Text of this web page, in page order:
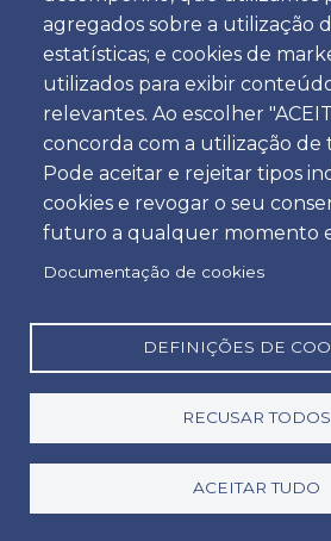
agregados sobre a utilização
estatísticas; e cookies de
utilizados para exibir
relevantes. Ao escolher
concorda com a utilização de
Pode aceitar e rejeitar tipos
cookies e revogar o seu
futuro a qualquer momento
Documentação de cookies
DEFINIÇÕES DE
RECUSAR TODOS
ACEITAR TUDO
Hora
Hora
Devolução
Localização
Dia
Hora
Hora